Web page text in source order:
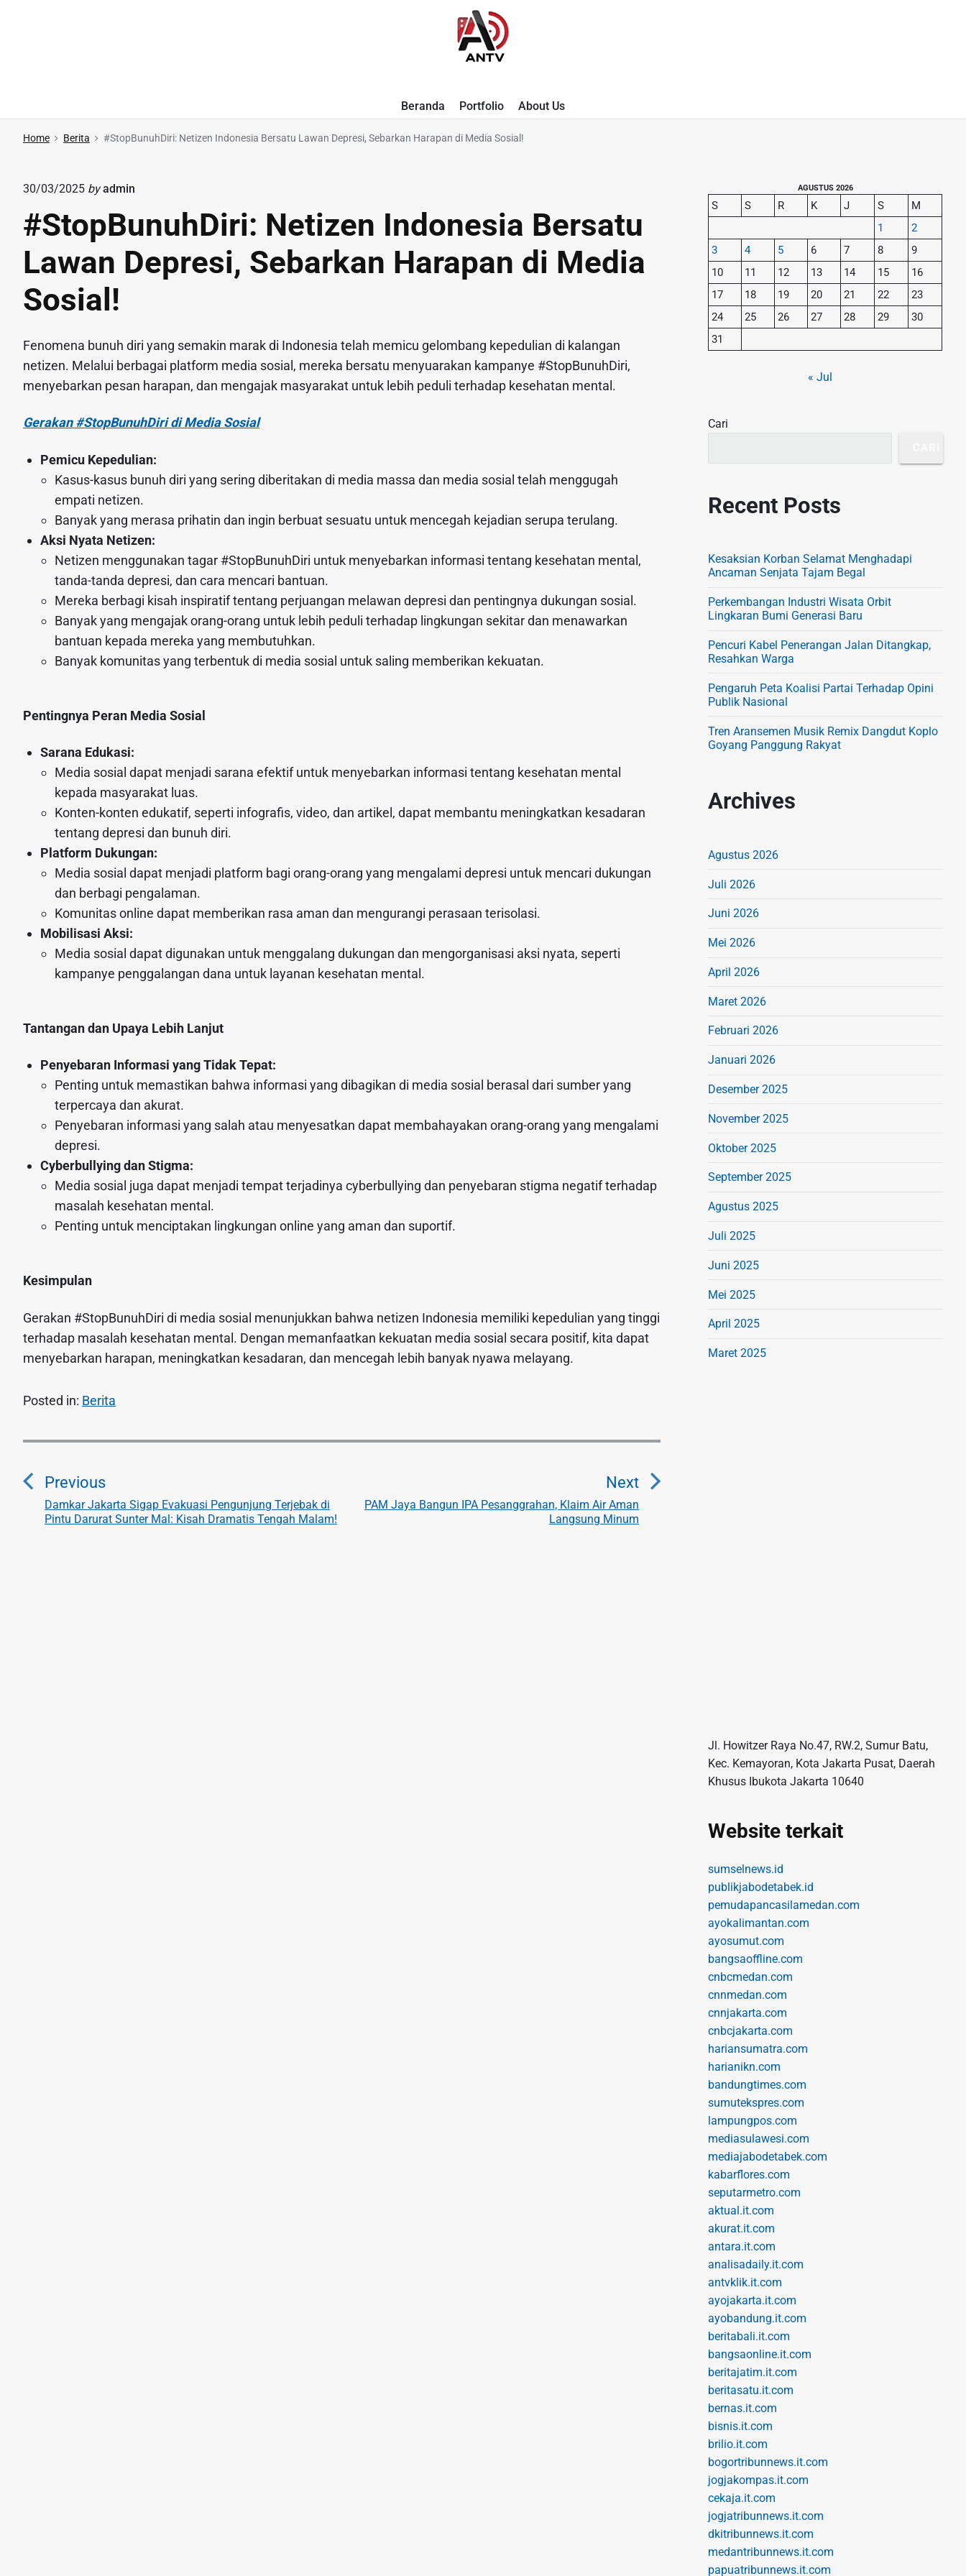
A
N
T
Beranda Portfolio About Us
Home Berita #StopBunuhDiri: Netizen Indonesia Bersatu Lawan Depresi, Sebarkan Harapan di Media Sosial!
30/03/2025 by admin
#StopBunuhDiri: Netizen Indonesia Bersatu
Lawan Depresi, Sebarkan Harapan di Media
Sosial!
Fenomena bunuh diri yang semakin marak di Indonesia telah memicu gelombang kepedulian di kalangan
netizen. Melalui berbagai platform media sosial, mereka bersatu menyuarakan kampanye #StopBunuhDiri,
menyebarkan pesan harapan, dan mengajak masyarakat untuk lebih peduli terhadap kesehatan mental.
Gerakan #StopBunuhDiri di Media Sosial
Pemicu Kepedulian:
Kasus-kasus bunuh diri yang sering diberitakan di media massa dan media sosial telah menggugah
empati netizen.
Banyak yang merasa prihatin dan ingin berbuat sesuatu untuk mencegah kejadian serupa terulang.
Aksi Nyata Netizen:
Netizen menggunakan tagar #StopBunuhDiri untuk menyebarkan informasi tentang kesehatan mental,
tanda-tanda depresi, dan cara mencari bantuan.
Mereka berbagi kisah inspiratif tentang perjuangan melawan depresi dan pentingnya dukungan sosial.
Banyak yang mengajak orang-orang untuk lebih peduli terhadap lingkungan sekitar dan menawarkan
bantuan kepada mereka yang membutuhkan.
Banyak komunitas yang terbentuk di media sosial untuk saling memberikan kekuatan.
Pentingnya Peran Media Sosial
Sarana Edukasi:
Media sosial dapat menjadi sarana efektif untuk menyebarkan informasi tentang kesehatan mental
kepada masyarakat luas.
Konten-konten edukatif, seperti infografis, video, dan artikel, dapat membantu meningkatkan kesadaran
tentang depresi dan bunuh diri.
Platform Dukungan:
Media sosial dapat menjadi platform bagi orang-orang yang mengalami depresi untuk mencari dukungan
dan berbagi pengalaman.
Komunitas online dapat memberikan rasa aman dan mengurangi perasaan terisolasi.
Mobilisasi Aksi:
Media sosial dapat digunakan untuk menggalang dukungan dan mengorganisasi aksi nyata, seperti
kampanye penggalangan dana untuk layanan kesehatan mental.
Tantangan dan Upaya Lebih Lanjut
Penyebaran Informasi yang Tidak Tepat:
Penting untuk memastikan bahwa informasi yang dibagikan di media sosial berasal dari sumber yang
terpercaya dan akurat.
Penyebaran informasi yang salah atau menyesatkan dapat membahayakan orang-orang yang mengalami
depresi.
Cyberbullying dan Stigma:
Media sosial juga dapat menjadi tempat terjadinya cyberbullying dan penyebaran stigma negatif terhadap
masalah kesehatan mental.
Penting untuk menciptakan lingkungan online yang aman dan suportif.
Kesimpulan
Gerakan #StopBunuhDiri di media sosial menunjukkan bahwa netizen Indonesia memiliki kepedulian yang tinggi
terhadap masalah kesehatan mental. Dengan memanfaatkan kekuatan media sosial secara positif, kita dapat
menyebarkan harapan, meningkatkan kesadaran, dan mencegah lebih banyak nyawa melayang.
Posted in: Berita
N
a
Previous
P
r
Damkar Jakarta Sigap Evakuasi Pengunjung Terjebak di
Pintu Darurat Sunter Mal: Kisah Dramatis Tengah Malam!
Next
N
e
PAM Jaya Bangun IPA Pesanggrahan, Klaim Air Aman
Langsung Minum
AGUSTUS 2026
S S R K J S
M
1
2
3
4 5 6 7 8
9
10
11 12 13 14 15
16
17
18 19 20 21 22
23
24
25 26 27 28 29
30
31
« Jul
Cari
Recent Posts
Kesaksian Korban Selamat Menghadapi
Ancaman Senjata Tajam Begal
Perkembangan Industri Wisata Orbit
Lingkaran Bumi Generasi Baru
Pencuri Kabel Penerangan Jalan Ditangkap,
Resahkan Warga
Pengaruh Peta Koalisi Partai Terhadap Opini
Publik Nasional
Tren Aransemen Musik Remix Dangdut Koplo
Goyang Panggung Rakyat
Archives
Agustus 2026
Juli 2026
Juni 2026
Mei 2026
April 2026
Maret 2026
Februari 2026
Januari 2026
Desember 2025
November 2025
Oktober 2025
September 2025
Agustus 2025
Juli 2025
Juni 2025
Mei 2025
April 2025
Maret 2025
Jl. Howitzer Raya No.47, RW.2, Sumur Batu,
Kec. Kemayoran, Kota Jakarta Pusat, Daerah
Khusus Ibukota Jakarta 10640
Website terkait
sumselnews.id
publikjabodetabek.id
pemudapancasilamedan.com
ayokalimantan.com
ayosumut.com
bangsaoffline.com
cnbcmedan.com
cnnmedan.com
cnnjakarta.com
cnbcjakarta.com
hariansumatra.com
harianikn.com
bandungtimes.com
sumutekspres.com
lampungpos.com
mediasulawesi.com
mediajabodetabek.com
kabarflores.com
seputarmetro.com
aktual.it.com
akurat.it.com
antara.it.com
analisadaily.it.com
antvklik.it.com
ayojakarta.it.com
ayobandung.it.com
beritabali.it.com
bangsaonline.it.com
beritajatim.it.com
beritasatu.it.com
bernas.it.com
bisnis.it.com
brilio.it.com
bogortribunnews.it.com
jogjakompas.it.com
cekaja.it.com
jogjatribunnews.it.com
dkitribunnews.it.com
medantribunnews.it.com
papuatribunnews.it.com